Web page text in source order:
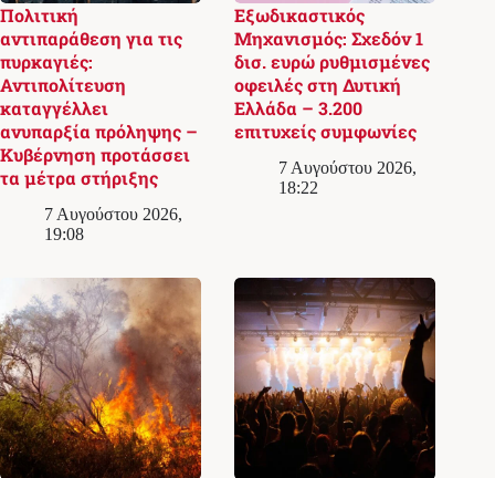
Πολιτική
αντιπαράθεση για τις
πυρκαγιές:
Αντιπολίτευση
καταγγέλλει
ανυπαρξία πρόληψης –
Κυβέρνηση προτάσσει
τα μέτρα στήριξης
7 Αυγούστου 2026,
19:08
Εξωδικαστικός
Μηχανισμός: Σχεδόν 1
δισ. ευρώ ρυθμισμένες
οφειλές στη Δυτική
Ελλάδα – 3.200
επιτυχείς συμφωνίες
7 Αυγούστου 2026,
18:22